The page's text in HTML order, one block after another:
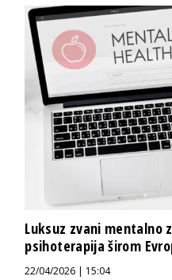
Luksuz zvani mentalno
psihoterapija širom
22/04/2026 | 15:04